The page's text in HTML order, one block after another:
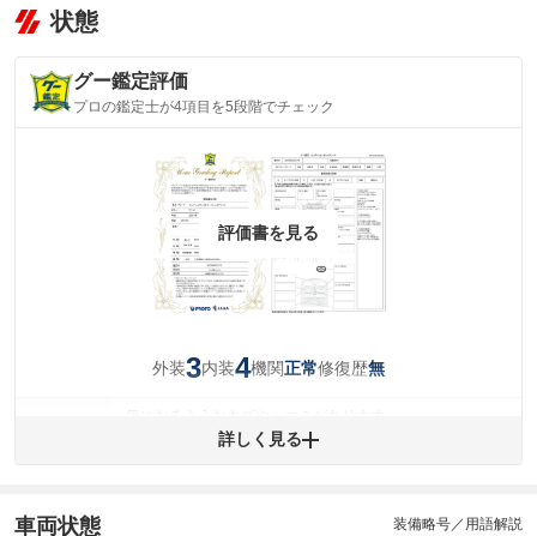
状態
グー鑑定評価
プロの鑑定士が4項目を5段階でチェック
評価書を見る
外装3内装4機関正常修復歴無
キズ・へこみについて問い合わせる
詳しく見る
車両状態 装備略号／用語解説